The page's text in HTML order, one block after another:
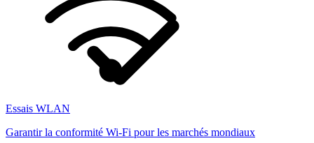
Essais WLAN
Garantir la conformité Wi-Fi pour les marchés mondiaux